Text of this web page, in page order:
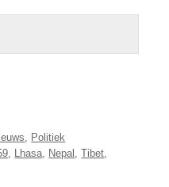
, Politiek
, Lhasa, Nepal ,Tibet,